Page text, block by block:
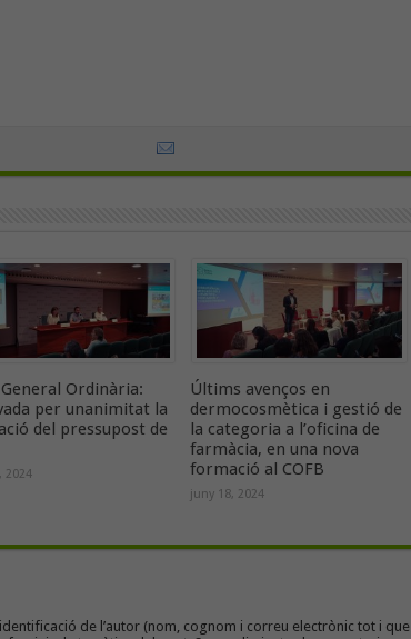
General Ordinària:
per unanimitat la
del pressupost de
2024
Últims avenços en
dermocosmètica i gestió de
la categoria a l’oficina de
farmàcia, en una nova
formació al COFB
juny 18, 2024
de l’autor (nom, cognom i correu electrònic tot i que